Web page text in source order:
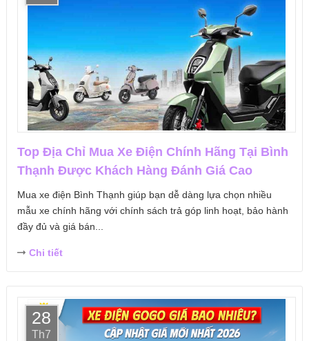
Top Địa Chỉ Mua Xe Điện Chính Hãng Tại Bình
Thạnh Được Khách Hàng Đánh Giá Cao
Mua xe điện Bình Thạnh giúp bạn dễ dàng lựa chọn nhiều
mẫu xe chính hãng với chính sách trả góp linh hoạt, bảo hành
đầy đủ và giá bán...
Chi tiết
28
Th7